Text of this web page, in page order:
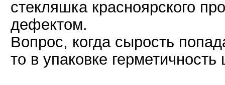
стекляшка красноярского
дефектом.
Вопрос, когда сырость
то в упаковке